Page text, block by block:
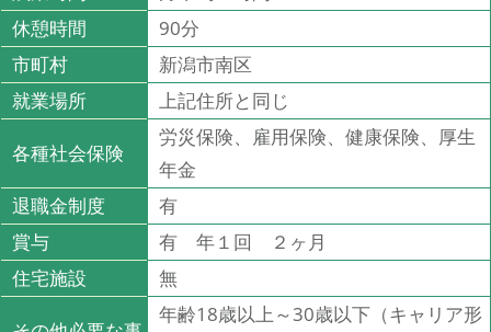
休憩時間
90分
市町村
新潟市南区
就業場所
上記住所と同じ
各種社会保険
労災保険、雇用保険、健康保険、厚生
年金
退職金制度
有
賞与
有 年１回 ２ヶ月
住宅施設
無
年齢18歳以上～30歳以下（キャリア形